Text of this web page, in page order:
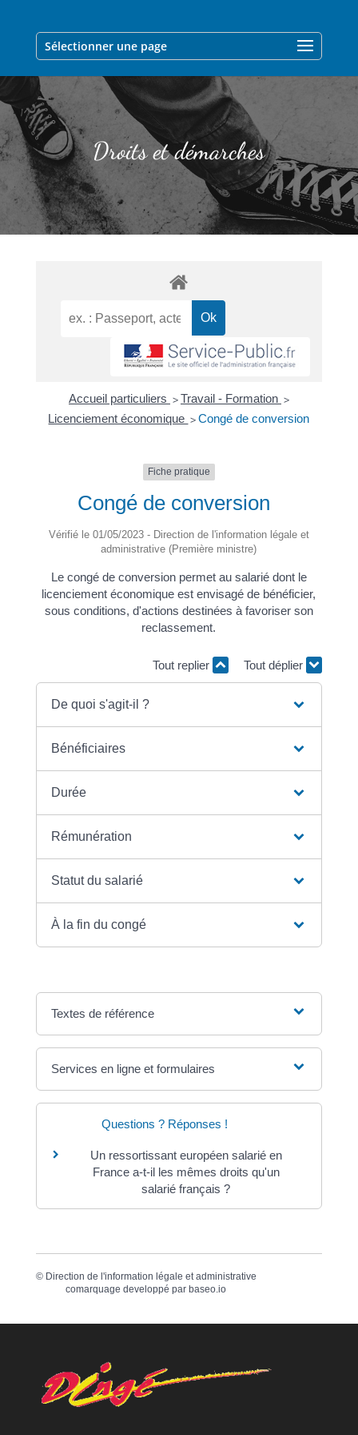
Sélectionner une page
Droits et démarches
Accueil particuliers > Travail - Formation >
Licenciement économique > Congé de conversion
Fiche pratique
Congé de conversion
Vérifié le 01/05/2023 - Direction de l'information légale et
administrative (Première ministre)
Le congé de conversion permet au salarié dont le
licenciement économique est envisagé de bénéficier,
sous conditions, d'actions destinées à favoriser son
reclassement.
Tout replier Tout déplier
De quoi s'agit-il ?
Bénéficiaires
Durée
Rémunération
Statut du salarié
À la fin du congé
Textes de référence
Services en ligne et formulaires
Questions ? Réponses !
Un ressortissant européen salarié en
France a-t-il les mêmes droits qu'un
salarié français ?
© Direction de l'information légale et administrative
comarquage developpé parbaseo.io